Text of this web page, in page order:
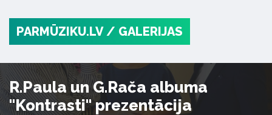
PARMŪZIKU.LV / GALERIJAS
R.Paula un G.Rača albuma
"Kontrasti" prezentācija